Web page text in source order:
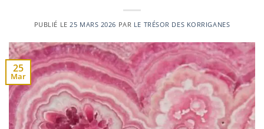
PUBLIÉ LE 25 MARS 2026 PAR LE TRÉSOR DES KORRIGANES
25
Mar